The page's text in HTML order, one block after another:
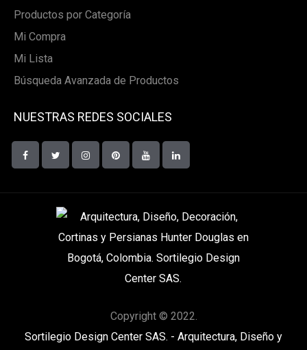
Productos por Categoría
Mi Compra
Mi Lista
Búsqueda Avanzada de Productos
NUESTRAS REDES SOCIALES
Copyright © 2022.
Sortilegio Design Center SAS. - Arquitectura, Diseño y